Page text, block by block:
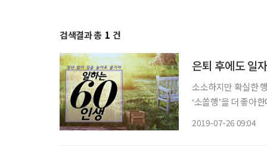
검색결과 총 1 건
은퇴 후에도 일
소소하지만 확실한
‘소쏠행’을 더 좋아
2019-07-26 09:04